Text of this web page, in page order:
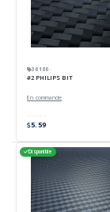
30180 ·
#2 PHILIPS BIT
En commande
5.59
Disponible